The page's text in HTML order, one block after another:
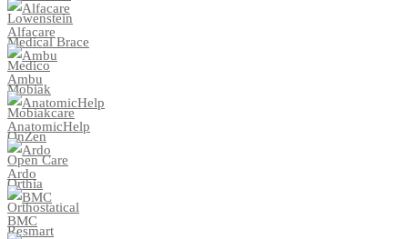
Lowenstein
Medical Brace
Medico
Mobiak
Mobiakcare
OnZen
Open Care
Orthia
Orthostatical
Resmart
Alfacare
Ambu
AnatomicHelp
Ardo
BMC